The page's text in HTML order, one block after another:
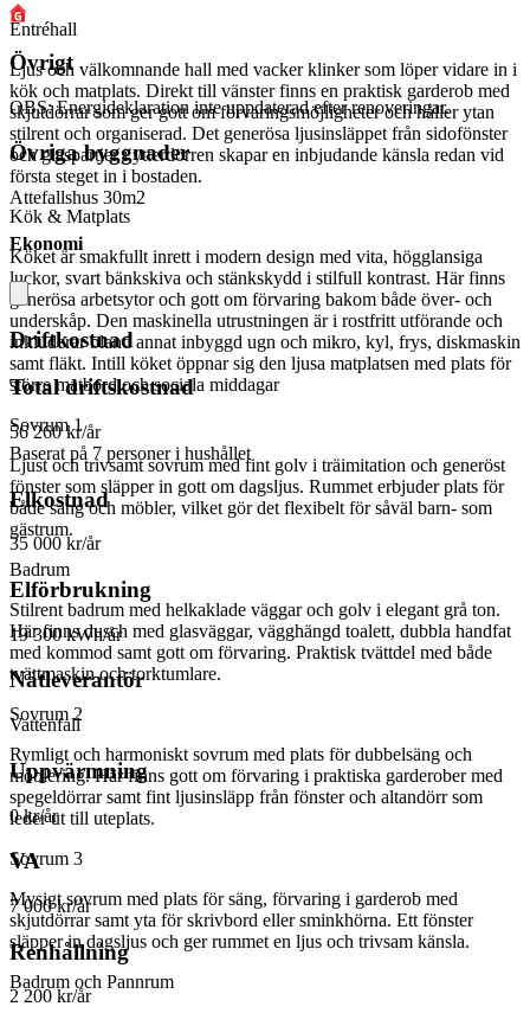
Entréhall
Ljus och välkomnande hall med vacker klinker som löper vidare in i
kök och matplats. Direkt till vänster finns en praktisk garderob med
skjutdörrar som ger gott om förvaringsmöjligheter och håller ytan
stilrent och organiserad. Det generösa ljusinsläppet från sidofönster
och glaspartier i ytterdörren skapar en inbjudande känsla redan vid
första steget in i bostaden.
Kök & Matplats
Köket är smakfullt inrett i modern design med vita, högglansiga
luckor, svart bänkskiva och stänkskydd i stilfull kontrast. Här finns
generösa arbetsytor och gott om förvaring bakom både över- och
underskåp. Den maskinella utrustningen är i rostfritt utförande och
inkluderar bland annat inbyggd ugn och mikro, kyl, frys, diskmaskin
samt fläkt. Intill köket öppnar sig den ljusa matplatsen med plats för
större matbord och sociala middagar
Sovrum 1
Ljust och trivsamt sovrum med fint golv i träimitation och generöst
fönster som släpper in gott om dagsljus. Rummet erbjuder plats för
både säng och möbler, vilket gör det flexibelt för såväl barn- som
gästrum.
Badrum
Stilrent badrum med helkaklade väggar och golv i elegant grå ton.
Här finns dusch med glasväggar, vägghängd toalett, dubbla handfat
med kommod samt gott om förvaring. Praktisk tvättdel med både
tvättmaskin och torktumlare.
Sovrum 2
Rymligt och harmoniskt sovrum med plats för dubbelsäng och
möblering. Här finns gott om förvaring i praktiska garderober med
spegeldörrar samt fint ljusinsläpp från fönster och altandörr som
leder ut till uteplats.
Sovrum 3
Mysigt sovrum med plats för säng, förvaring i garderob med
skjutdörrar samt yta för skrivbord eller sminkhörna. Ett fönster
släpper in dagsljus och ger rummet en ljus och trivsam känsla.
Badrum och Pannrum
Övrigt
OBS: Energideklaration inte uppdaterad efter renoveringar.
Övriga byggnader
Attefallshus 30m2
Ekonomi
Driftkostnad
Total driftskostnad
56 260 kr/år
Baserat på 7 personer i hushållet
Elkostnad
35 000 kr/år
Elförbrukning
19 300 kWh/år
Nätleverantör
Vattenfall
Uppvärmning
0 kr/år
VA
7 000 kr/år
Renhållning
2 200 kr/år